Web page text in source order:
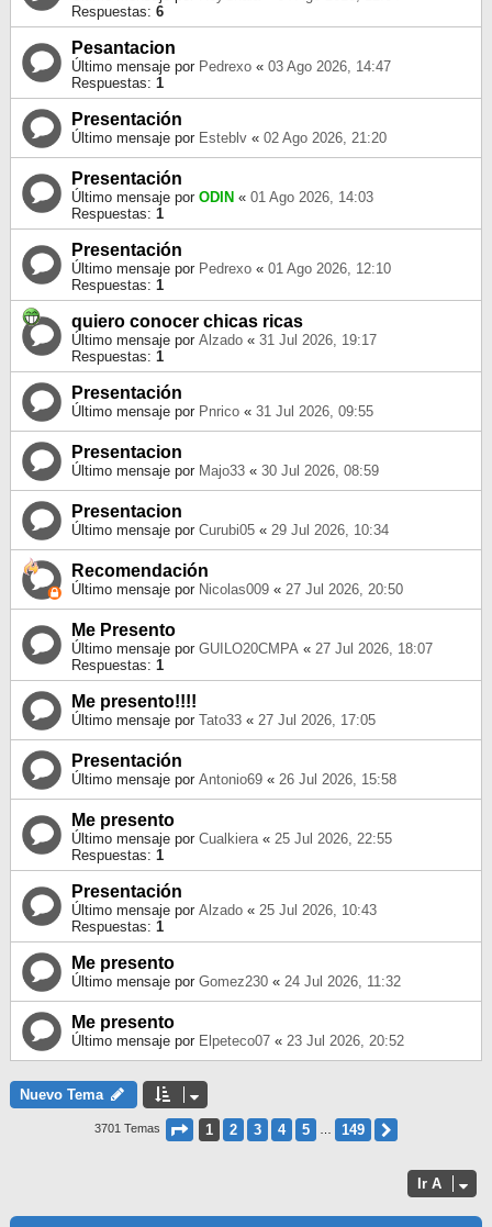
Respuestas: 6
Pesantacion
Último mensaje por Pedrexo « 03 Ago 2026, 14:47
Respuestas: 1
Presentación
Último mensaje por Esteblv « 02 Ago 2026, 21:20
Presentación
Último mensaje por ODIN « 01 Ago 2026, 14:03
Respuestas: 1
Presentación
Último mensaje por Pedrexo « 01 Ago 2026, 12:10
Respuestas: 1
quiero conocer chicas ricas
Último mensaje por Alzado « 31 Jul 2026, 19:17
Respuestas: 1
Presentación
Último mensaje por Pnrico « 31 Jul 2026, 09:55
Presentacion
Último mensaje por Majo33 « 30 Jul 2026, 08:59
Presentacion
Último mensaje por Curubi05 « 29 Jul 2026, 10:34
Recomendación
Último mensaje por Nicolas009 « 27 Jul 2026, 20:50
Me Presento
Último mensaje por GUILO20CMPA « 27 Jul 2026, 18:07
Respuestas: 1
Me presento!!!!
Último mensaje por Tato33 « 27 Jul 2026, 17:05
Presentación
Último mensaje por Antonio69 « 26 Jul 2026, 15:58
Me presento
Último mensaje por Cualkiera« 25 Jul 2026, 22:55
Respuestas: 1
Presentación
Último mensaje por Alzado « 25 Jul 2026, 10:43
Respuestas: 1
Me presento
Último mensaje por Gomez230 « 24 Jul 2026, 11:32
Me presento
Último mensaje por Elpeteco07 « 23 Jul 2026, 20:52
Nuevo Tema
3701 Temas Página De 149
1 2 3 4 5 149
Ir A